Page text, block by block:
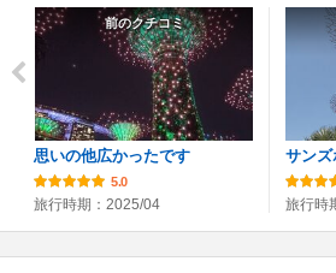
前のクチコミ
思いの他広かったです
5.0
旅行時期：2025/04
サンズ
旅行時